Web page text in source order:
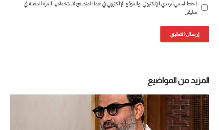
احفظ اسمي، بريدي الإلكتروني، والموقع الإلكتروني في هذا المتصفح لاستخدامها المرة المقبلة في
تعليقي.
المزيد من المواضيع